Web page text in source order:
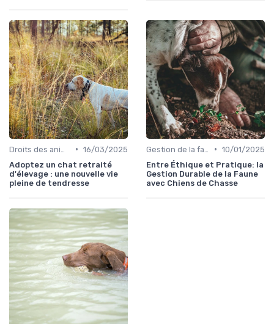
• 16/03/2025
Adoptez un chat retraité
d'élevage : une nouvelle vie
pleine de tendresse
• 10/01/2025
Entre Éthique et Pratique: la
Gestion Durable de la Faune
avec Chiens de Chasse